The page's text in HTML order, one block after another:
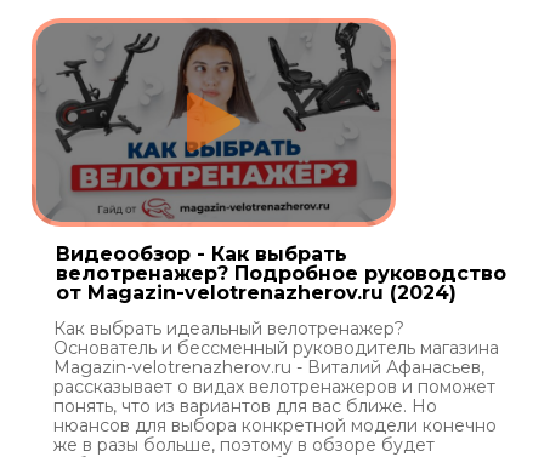
Видеообзор - Как выбрать
велотренажер? Подробное руководство
от Magazin-velotrenazherov.ru (2024)
Как выбрать идеальный велотренажер?
Основатель и бессменный руководитель магазина
Magazin-velotrenazherov.ru - Виталий Афанасьев,
рассказывает о видах велотренажеров и поможет
понять, что из вариантов для вас ближе. Но
нюансов для выбора конкретной модели конечно
же в разы больше, поэтому в обзоре будет